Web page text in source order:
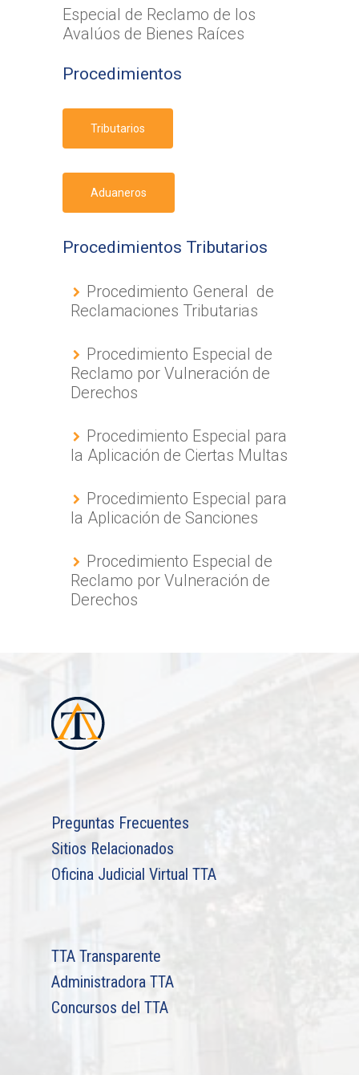
Especial de Reclamo de los
Avalúos de Bienes Raíces
Procedimientos
Tributarios
Aduaneros
Procedimientos Tributarios
Procedimiento General de
Reclamaciones Tributarias
Procedimiento Especial de
Reclamo por Vulneración de
Derechos
Procedimiento Especial para
la Aplicación de Ciertas Multas
Procedimiento Especial para
la Aplicación de Sanciones
Procedimiento Especial de
Reclamo por Vulneración de
Derechos
Preguntas Frecuentes
Sitios Relacionados
Oficina Judicial Virtual TTA
TTA Transparente
Administradora TTA
Concursos del TTA